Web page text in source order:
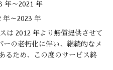
～2021 年
～2023 年
は 2012 年より無償提供させて
の老朽化に伴い、継続的なメ
るため、この度のサービス終